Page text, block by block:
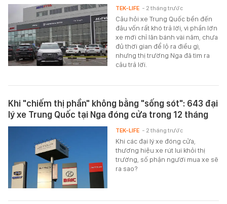
Câu hỏi xe Trung Quốc bền đến
đâu vốn rất khó trả lời, vì phần lớn
xe mới chỉ lăn bánh vài năm, chưa
đủ thời gian để lộ ra điều gì,
nhưng thị trường Nga đã tìm ra
câu trả lời.
TEK-LIFE - 2 tháng trước
Khi "chiếm thị phần" không bằng "sống sót": 643 đại
lý xe Trung Quốc tại Nga đóng cửa trong 12 tháng
Khi các đại lý xe đóng cửa,
thương hiệu xe rút lui khỏi thị
trường, số phận người mua xe sẽ
ra sao?
TEK-LIFE - 2 tháng trước